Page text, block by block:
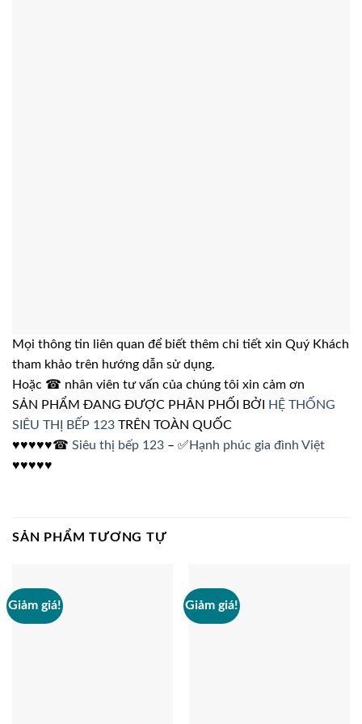
Mọi thông tin liên quan để biết thêm chi tiết xin Quý Khách
tham khảo trên hướng dẫn sử dụng.
Hoặc ☎ nhân viên tư vấn của chúng tôi xin cảm ơn
SẢN PHẨM ĐANG ĐƯỢC PHÂN PHỐI BỞI
HỆ THỐNG
SIÊU THỊ BẾP 123 TRÊN TOÀN QUỐC
♥♥♥♥♥☎ Siêu thị bếp 123 – ✅ Hạnh phúc gia đình Việt
♥♥♥♥♥
SẢN PHẨM TƯƠNG TỰ
Giảm giá! Giảm giá!